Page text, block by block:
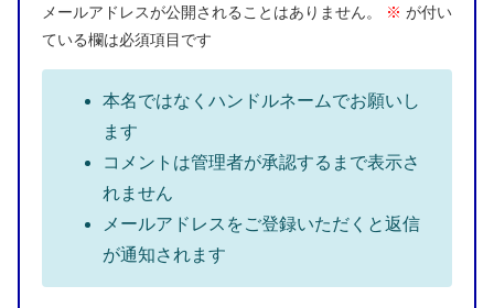
メールアドレスが公開されることはありません。 ※ が付い
ている欄は必須項目です
本名ではなくハンドルネームでお願いし
ます
コメントは管理者が承認するまで表示さ
れません
メールアドレスをご登録いただくと返信
が通知されます